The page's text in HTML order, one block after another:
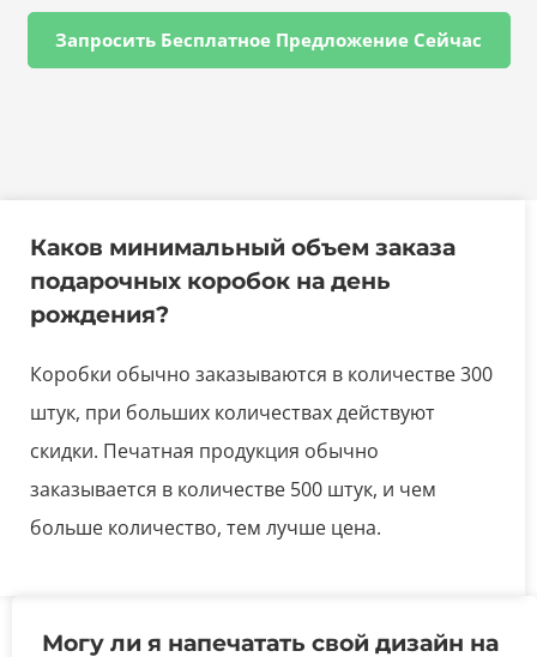
Запросить Бесплатное Предложение Сейчас
Каков минимальный объем заказа
подарочных коробок на день
рождения?
Коробки обычно заказываются в количестве 300
штук, при больших количествах действуют
скидки. Печатная продукция обычно
заказывается в количестве 500 штук, и чем
больше количество, тем лучше цена.
Могу ли я напечатать свой дизайн на